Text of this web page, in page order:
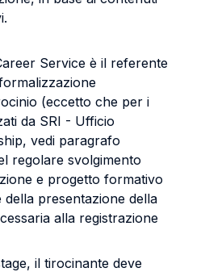
Service è il referente
(eccetto che per i
da SRI - Ufficio
vedi paragrafo
regolare svolgimento
e progetto formativo
presentazione della
alla registrazione
il tirocinante deve